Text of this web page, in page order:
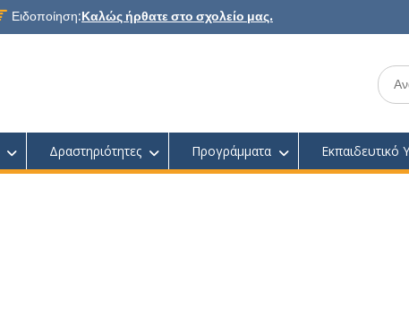
Ειδοποίηση:Καλώς ήρθατε στο σχολείο μας.
Search
for:
Δραστηριότητες Προγράμματα Εκπαιδευτικό